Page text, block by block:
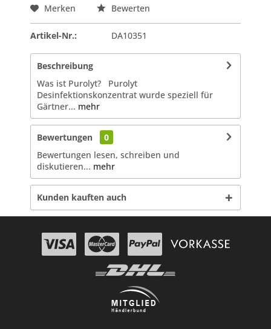
Merken Bewerten
Artikel-Nr.: DA10351
Beschreibung
Was ist Purolyt? Purolyt
Desinfektionskonzentrat wurde speziell für
Gärtner... mehr
Bewertungen
0
Bewertungen lesen, schreiben und
diskutieren... mehr
Kunden kauften auch